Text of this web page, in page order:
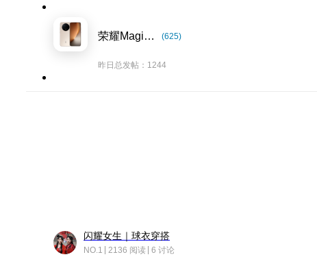
荣耀Magic8系列 (625)
昨日总发帖：1244
闪耀女生｜球衣穿搭
NO.1 2136 阅读 6 讨论